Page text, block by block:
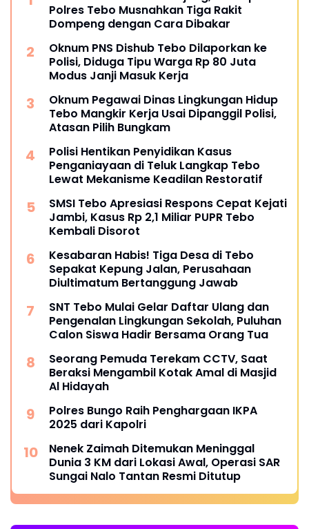
Polres Tebo Musnahkan Tiga Rakit
Dompeng dengan Cara Dibakar
Oknum PNS Dishub Tebo Dilaporkan ke
Polisi, Diduga Tipu Warga Rp 80 Juta
Modus Janji Masuk Kerja
Oknum Pegawai Dinas Lingkungan Hidup
Tebo Mangkir Kerja Usai Dipanggil Polisi,
Atasan Pilih Bungkam
Polisi Hentikan Penyidikan Kasus
Penganiayaan di Teluk Langkap Tebo
Lewat Mekanisme Keadilan Restoratif
SMSI Tebo Apresiasi Respons Cepat Kejati
Jambi, Kasus Rp 2,1 Miliar PUPR Tebo
Kembali Disorot
Kesabaran Habis! Tiga Desa di Tebo
Sepakat Kepung Jalan, Perusahaan
Diultimatum Bertanggung Jawab
SNT Tebo Mulai Gelar Daftar Ulang dan
Pengenalan Lingkungan Sekolah, Puluhan
Calon Siswa Hadir Bersama Orang Tua
Seorang Pemuda Terekam CCTV, Saat
Beraksi Mengambil Kotak Amal di Masjid
Al Hidayah
Polres Bungo Raih Penghargaan IKPA
2025 dari Kapolri
Nenek Zaimah Ditemukan Meninggal
Dunia 3 KM dari Lokasi Awal, Operasi SAR
Sungai Nalo Tantan Resmi Ditutup